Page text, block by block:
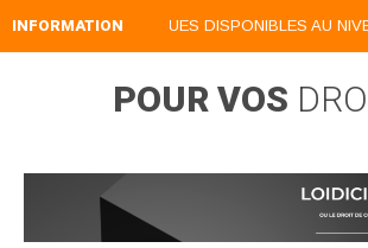
INFORMATION
LIVRES NUMERIQUES DISPONIBLES AU
POUR VOS